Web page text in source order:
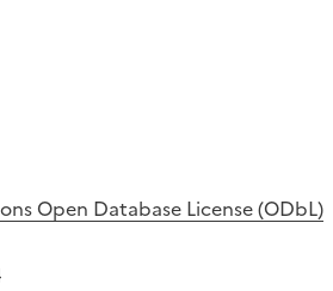
Open Database License (ODbL)